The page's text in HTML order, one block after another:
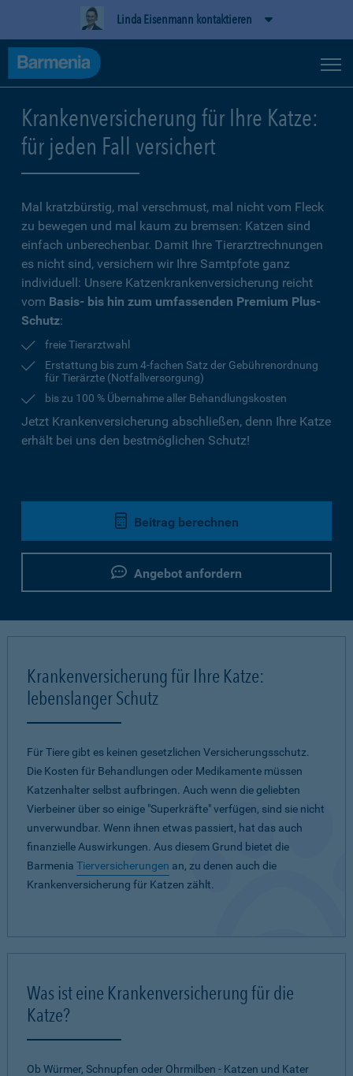
Linda Eisenmann kontaktieren
Krankenversicherung für Ihre Katze:
für jeden Fall versichert
Mal kratzbürstig, mal verschmust, mal nicht vom Fleck
zu bewegen und mal kaum zu bremsen: Katzen sind
einfach unberechenbar. Damit Ihre Tierarztrechnungen
es nicht sind, versichern wir Ihre Samtpfote ganz
individuell: Unsere Katzenkrankenversicherung reicht
vom Basis- bis hin zum umfassenden Premium Plus-
Schutz:
freie Tierarztwahl
Erstattung bis zum 4-fachen Satz der Gebührenordnung
für Tierärzte (Notfallversorgung)
bis zu 100 % Übernahme aller Behandlungskosten
Jetzt Krankenversicherung abschließen, denn Ihre Katze
erhält bei uns den bestmöglichen Schutz!
Beitrag berechnen
Angebot anfordern
Krankenversicherung für Ihre Katze:
lebenslanger Schutz
Für Tiere gibt es keinen gesetzlichen Versicherungsschutz.
Die Kosten für Behandlungen oder Medikamente müssen
Katzenhalter selbst aufbringen. Auch wenn die geliebten
Vierbeiner über so einige "Superkräfte" verfügen, sind sie nicht
unverwundbar. Wenn ihnen etwas passiert, hat das auch
finanzielle Auswirkungen. Aus diesem Grund bietet die
Barmenia Tierversicherungen an, zu denen auch die
Krankenversicherung für Katzen zählt.
Was ist eine Krankenversicherung für die
Katze?
Ob Würmer, Schnupfen oder Ohrmilben - Katzen und Kater